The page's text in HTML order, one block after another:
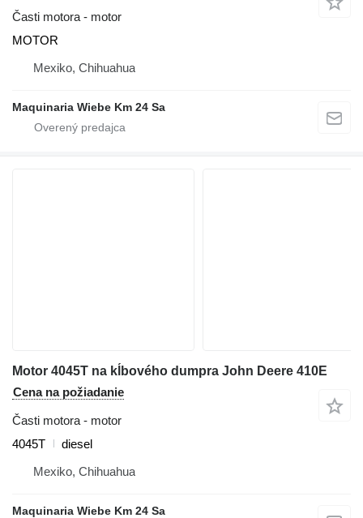
Časti motora - motor
MOTOR
Mexiko, Chihuahua
Maquinaria Wiebe Km 24 Sa
Motor 4045T na kĺbového dumpra John Deere 410E
Cena na požiadanie
Časti motora - motor
4045T
diesel
Mexiko, Chihuahua
Maquinaria Wiebe Km 24 Sa